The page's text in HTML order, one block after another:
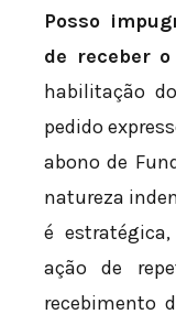
Posso
de receber
habilitação
pedido
abono de
natureza
é
ação de
recebimento